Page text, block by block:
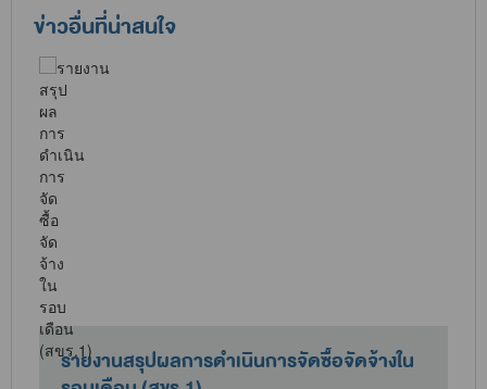
ข่าวอื่นที่น่าสนใจ
รายงานสรุปผลการดำเนินการจัดซื้อจัดจ้างใน